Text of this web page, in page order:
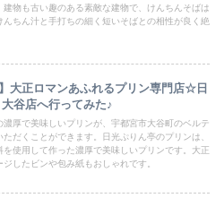
建物も古い趣のある素敵な建物で、けんちんそばは
んちん汁と手打ちの細く短いそばとの相性が良く絶
】大正ロマンあふれるプリン専門店☆日
谷店へ行ってみた♪
濃厚で美味しいプリンが、宇都宮市大谷町のベルテ
ただくことができます。日光ぷりん亭のプリンは、
を使用して作った濃厚で美味しいプリンです。大正
ジしたビンや包み紙もおしゃれです。